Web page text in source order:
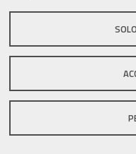
Sito istituzionale
Privacy policy|DPO